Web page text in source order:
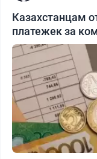
Казахстанцам
платежек за